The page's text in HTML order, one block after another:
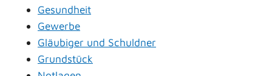
Gesundheit
Gewerbe
Gläubiger und Schuldner
Grundstück